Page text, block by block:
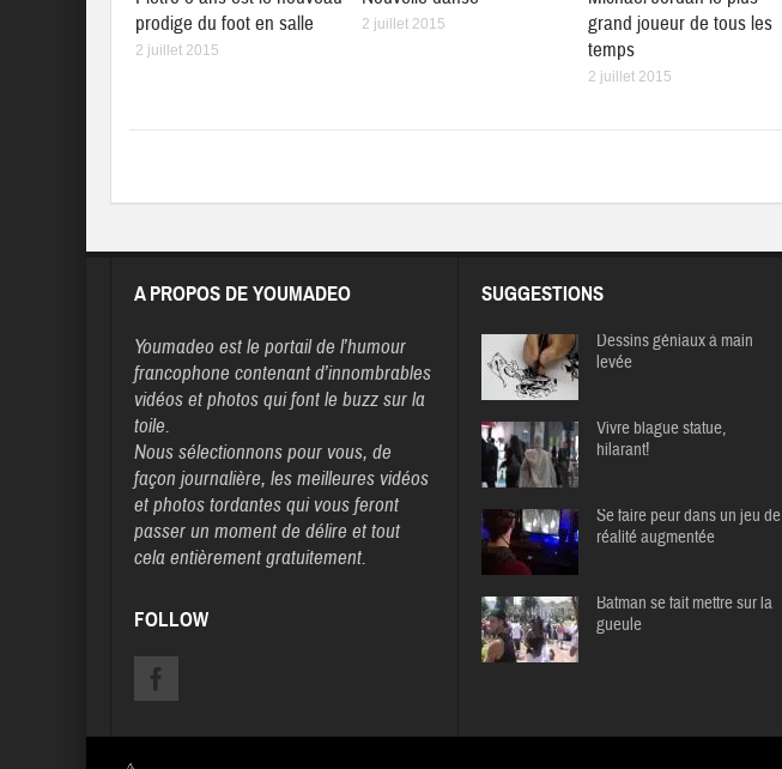
prodige du foot en salle
2 juillet 2015
2 juillet 2015
grand joueur de tous les
temps
2 juillet 2015
A PROPOS DE YOUMADEO
Youmadeo est le portail de l’humour
francophone contenant d’innombrables
vidéos et photos qui font le buzz sur la
toile.
Nous sélectionnons pour vous, de
façon journalière, les meilleures vidéos
et photos tordantes qui vous feront
passer un moment de délire et tout
cela entièrement gratuitement.
FOLLOW
SUGGESTIONS
Dessins géniaux à main
levée
Vivre blague statue,
hilarant!
Se faire peur dans un jeu de
réalité augmentée
Batman se fait mettre sur la
gueule